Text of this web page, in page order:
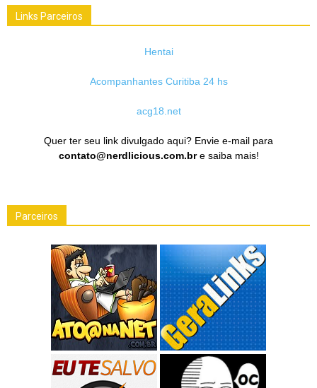
Links Parceiros
Hentai
Acompanhantes Curitiba 24 hs
acg18.net
Quer ter seu link divulgado aqui? Envie e-mail para
contato@nerdlicious.com.bre saiba mais!
Parceiros